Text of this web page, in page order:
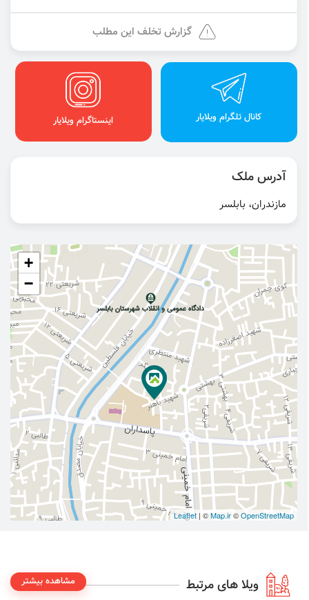
گزارش تخلف این مطلب
کانال تلگرام ویلایار اینستاگرام ویلایار
آدرس ملک
مازندران، بابلسر
+
−
Leaflet | ©Map.ir©OpenStreetMap
ویلا های مرتبط مشاهده بیشتر